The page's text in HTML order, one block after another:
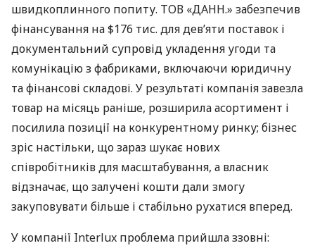
швидкоплинного попиту. ТОВ «ДАНН.» забезпечив
фінансування на $176 тис. для дев’яти поставок і
документальний супровід укладення угоди та
комунікацію з фабриками, включаючи юридичну
та фінансові складові. У результаті компанія завезла
товар на місяць раніше, розширила асортимент і
посилила позиції на конкурентному ринку; бізнес
зріс настільки, що зараз шукає нових
співробітників для масштабування, а власник
відзначає, що залучені кошти дали змогу
закуповувати більше і стабільно рухатися вперед.
У компанії Interlux проблема прийшла ззовні: